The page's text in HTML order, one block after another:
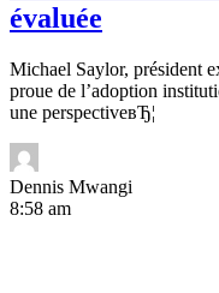
évaluée
Michael Saylor, président
proue de l’adoption
une perspectiveвЂ¦
Dennis Mwangi
8:58 am